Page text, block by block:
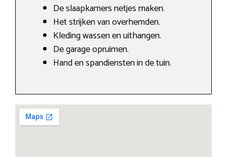
De slaapkamers netjes maken.
Het strijken van overhemden.
Kleding wassen en uithangen.
De garage opruimen.
Hand en spandiensten in de tuin.